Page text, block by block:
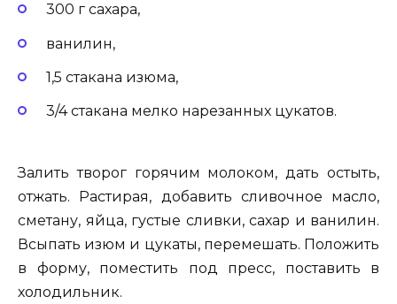
300 г сахара,
ванилин,
1,5 стакана изюма,
3/4 стакана мелко нарезанных цукатов.
Залить творог горячим молоком, дать остыть,
отжать. Растирая, добавить сливочное масло,
сметану, яйца, густые сливки, сахар и ванилин.
Всыпать изюм и цукаты, перемешать. Положить
в форму, поместить под пресс, поставить в
холодильник.